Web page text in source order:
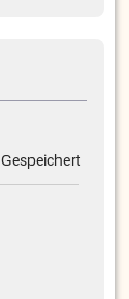
Gespeichert